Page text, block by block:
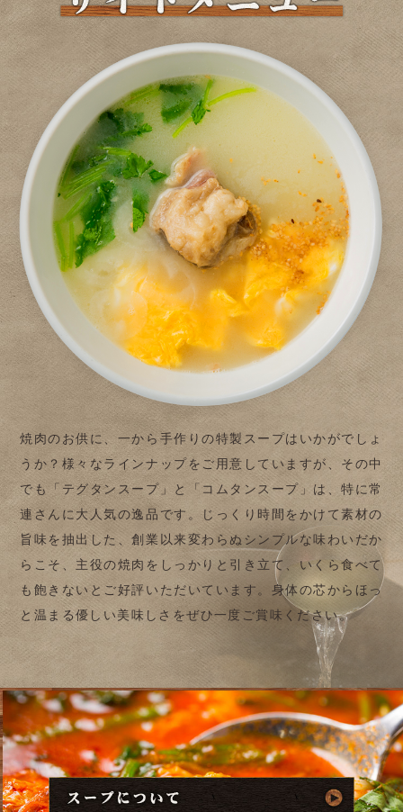
焼肉のお供に、一から手作りの特製スープはいかがでしょ
うか？様々なラインナップをご用意していますが、その中
でも「テグタンスープ」と「コムタンスープ」は、特に常
連さんに大人気の逸品です。じっくり時間をかけて素材の
旨味を抽出した、創業以来変わらぬシンプルな味わいだか
らこそ、主役の焼肉をしっかりと引き立て、いくら食べて
も飽きないとご好評いただいています。身体の芯からほっ
と温まる優しい美味しさをぜひ一度ご賞味ください。